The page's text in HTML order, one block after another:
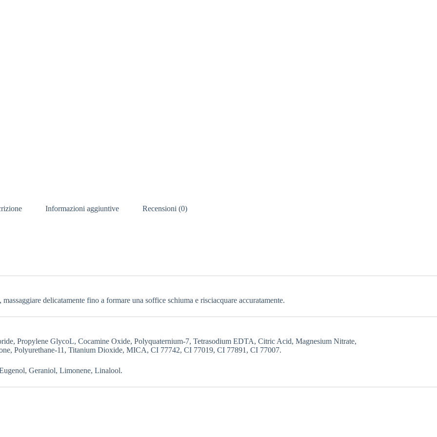
Informazioni aggiuntive Recensioni (0)
delicatamente fino a formare una soffice schiuma e risciacquare accuratamente.
Propylene GlycoL, Cocamine Oxide, Polyquaternium-7, Tetrasodium EDTA, Citric Acid, Magnesium Nitrate,
Polyurethane-11, Titanium Dioxide, MICA, CI 77742, CI 77019, CI 77891, CI 77007.
Geraniol, Limonene, Linalool.